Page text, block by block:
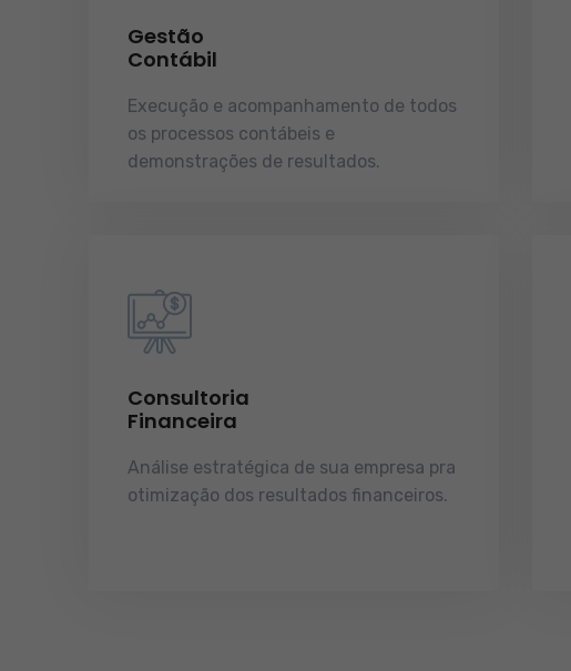
Gestão
Contábil
Execução e acompanhamento de todos
os processos contábeis e
demonstrações de resultados.
Consultoria
Financeira
Análise estratégica de sua empresa pra
otimização dos resultados financeiros.